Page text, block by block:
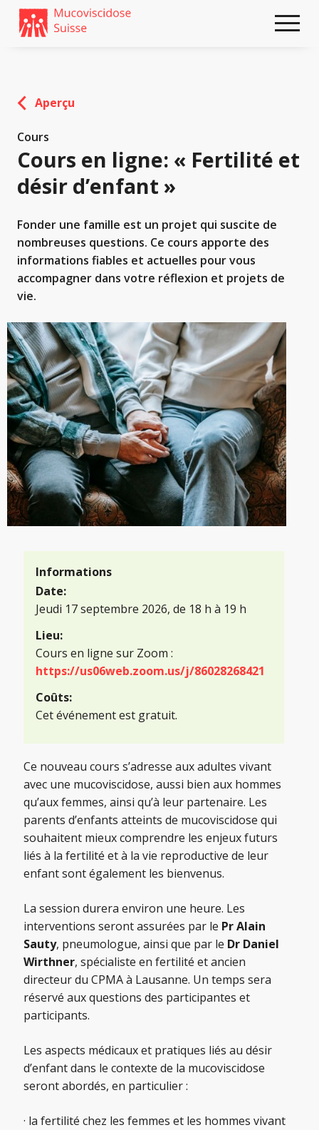
Weiter
zum
skip
Aperçu
Cours
Cours en ligne: « Fertilité et
désir d’enfant »
Fonder une famille est un projet qui suscite de
nombreuses questions. Ce cours apporte des
informations fiables et actuelles pour vous
accompagner dans votre réflexion et projets de
vie.
Informations
Date:
Jeudi 17 septembre 2026, de 18 h à 19 h
Lieu:
Cours en ligne sur Zoom :
https://us06web.zoom.us/j/86028268421
Coûts:
Cet événement est gratuit.
Ce nouveau cours s’adresse aux adultes vivant
avec une mucoviscidose, aussi bien aux hommes
qu’aux femmes, ainsi qu’à leur partenaire. Les
parents d’enfants atteints de mucoviscidose qui
souhaitent mieux comprendre les enjeux futurs
liés à la fertilité et à la vie reproductive de leur
enfant sont également les bienvenus.
La session durera environ une heure. Les
interventions seront assurées par le Pr Alain
Sauty, pneumologue, ainsi que par le Dr Daniel
Wirthner, spécialiste en fertilité et ancien
directeur du CPMA à Lausanne. Un temps sera
réservé aux questions des participantes et
participants.
Les aspects médicaux et pratiques liés au désir
d’enfant dans le contexte de la mucoviscidose
seront abordés, en particulier :
· la fertilité chez les femmes et les hommes vivant